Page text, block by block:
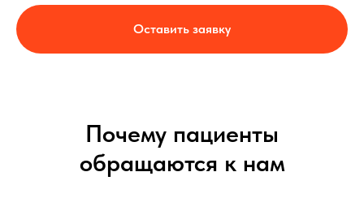
Оставить заявку
Почему пациенты
обращаются к нам